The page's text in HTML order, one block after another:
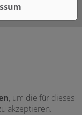
, um die für dieses
akzeptieren.